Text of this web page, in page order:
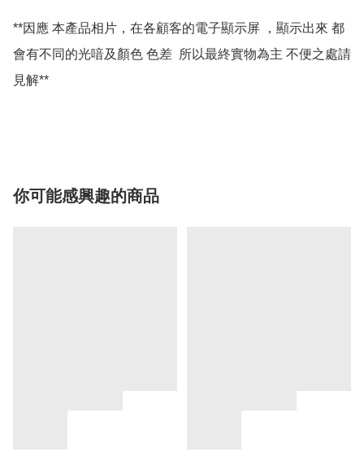
**因應 本產品相片，在各顧客的電子顯示屏 ，顯示出來 都
會有不同的光喑及顏色 色差  所以最終實物為主 不便之處請
見解**
你可能感興趣的商品